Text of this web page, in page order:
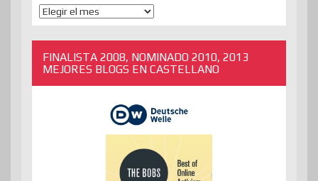
ENTRADAS
ANTERIORES
FINALISTA 2008, NOMINADO 2010, 2013
MEJORES BLOGS EN CASTELLANO